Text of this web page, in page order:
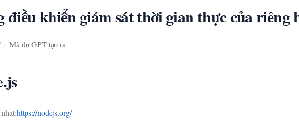
điều khiển giám sát thời gian thực của riêng
Mã do GPT tạo ra
https://nodejs.org/